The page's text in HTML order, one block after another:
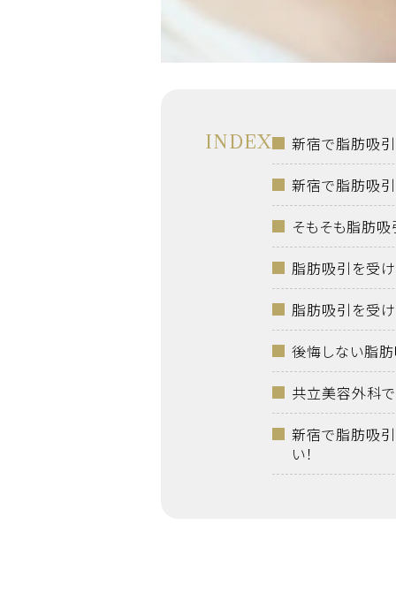
INDEX
新宿で脂肪吸引
新宿で脂肪吸引
そもそも脂肪吸
脂肪吸引を受け
脂肪吸引を受
後悔しない脂
共立美容外科
新宿で脂肪吸
い！